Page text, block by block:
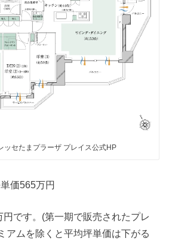
ッセたまプラーザ プレイス公式HP
価565万円
です。(第一期で販売されたプレ
アムを除くと平均坪単価は下がる